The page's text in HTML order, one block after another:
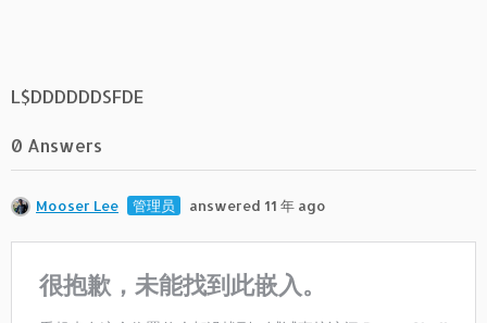
L$DDDDDDSFDE
0 Answers
Mooser Lee 管理员 answered 11 年 ago